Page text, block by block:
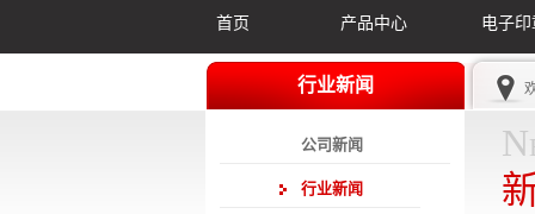
首页 产品中心 电子印
行业新闻
公司新闻
行业新闻